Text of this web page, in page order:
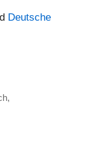
Deutsche
,